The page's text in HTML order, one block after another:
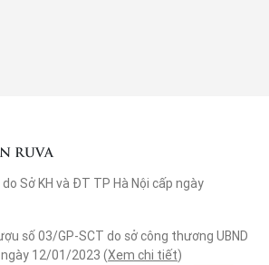
RUVA
Sở KH và ĐT TP Hà Nội cấp ngày
số 03/GP-SCT do sở công thương UBND
12/01/2023 (Xem chi tiết)